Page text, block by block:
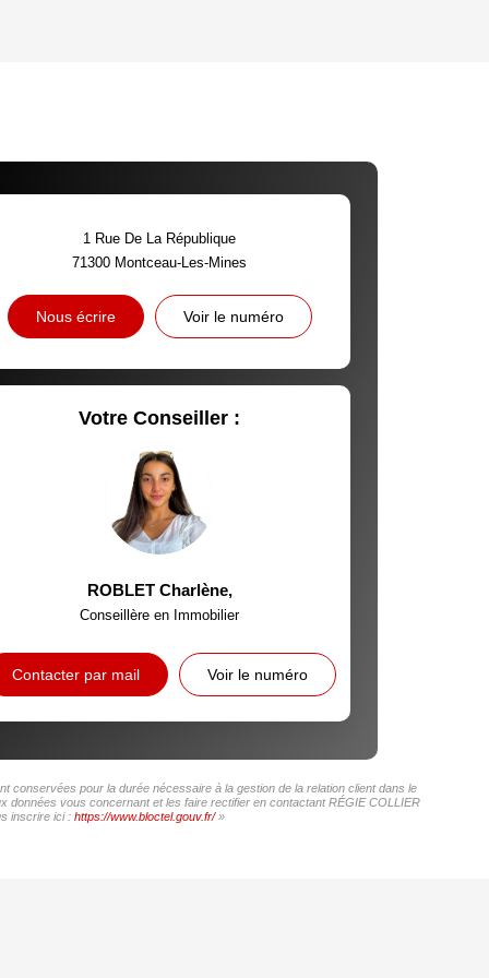
1 Rue De La République
71300 Montceau-Les-Mines
Nous écrire Voir le numéro
Votre Conseiller :
ROBLET Charlène,
Conseillère en Immobilier
Contacter par mail Voir le numéro
conservées pour la durée nécessaire à la gestion de la relation client dans le
vous concernant et les faire rectifier en contactant RÉGIE COLLIER
inscrire ici : https://www.bloctel.gouv.fr/»